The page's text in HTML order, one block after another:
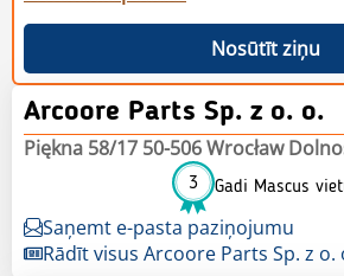
Nosūtīt ziņu
Arcoore Parts Sp. z o. o.
Piękna 58/17 50-506 Wrocław
3 Gadi Mascus
Saņemt e-pasta paziņojumu
Rādīt visus Arcoore Parts Sp. z